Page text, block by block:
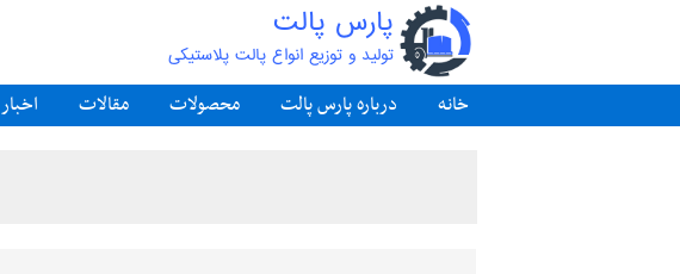
پارس پالت
تولید و توزیع انواع پالت پلاستیکی
خانه درباره پارس پالت محصولات مقالات اخبار